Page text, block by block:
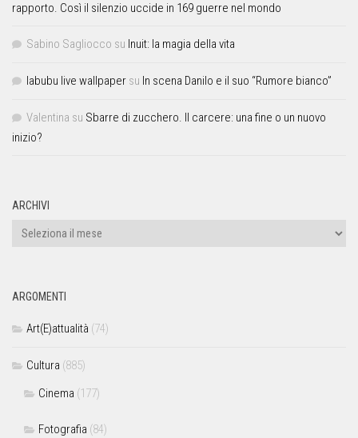
rapporto. Così il silenzio uccide in 169 guerre nel mondo
Sabino Sagliocco su Inuit: la magia della vita
labubu live wallpaper su In scena Danilo e il suo “Rumore bianco”
Valentina su Sbarre di zucchero. Il carcere: una fine o un nuovo
inizio?
ARCHIVI
ARGOMENTI
Art(E)attualità (74)
Cultura (885)
Cinema (177)
Fotografia (84)